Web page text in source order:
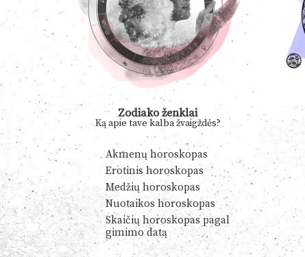
Zodiako ženklai
Ką apie tave kalba žvaigždės?
Akmenų horoskopas
Erotinis horoskopas
Medžių horoskopas
Nuotaikos horoskopas
Skaičių horoskopas pagal
gimimo datą